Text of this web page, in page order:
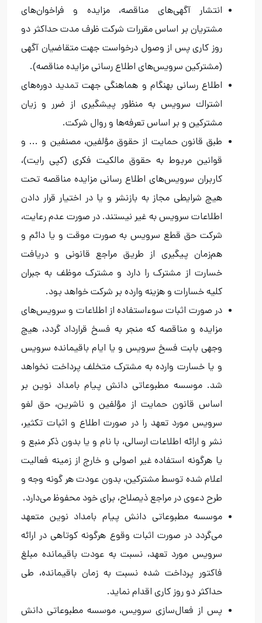
انتشار آگهی‌های مناقصه، مزايده و فراخوان‌های
مشتریان بر اساس مقررات شركت ظرف مدت حداكثر دو
روز كاری پس از وصول درخواست جهت متقاضیان آگهی
(مشترکین سرویس‌های اطلاع رسانی مزایده مناقصه).
اطلاع رسانی بهنگام و هماهنگی جهت تمديد دوره‌های
اشتراك سرویس به منظور پیشگیری از ضرر و زیان
مشترکین و بر اساس تعرفه‌ها و روال شرکت.
طبق قانون حمایت از حقوق مؤلفین، مصنفین و ... و
قوانین مربوط به حقوق مالکیت فکری (کپی رایت)،
کاربران سرویس‌های اطلاع رسانی مزایده مناقصه تحت
هیچ شرایطی مجاز به بازنشر و یا در اختیار قرار دادن
اطلاعات سرویس به غیر نیستند. در صورت عدم رعایت،
شرکت حق قطع سرویس به صورت موقت و یا دائم و
هم‌زمان پیگیری از طریق مراجع قانونی و دریافت
خسارت از مشترک را دارد و مشترک موظف به جبران
کلیه خسارات و هزینه وارده بر شرکت خواهد بود.
در صورت اثبات سوءاستفاده از اطلاعات و سرویس‌های
مزایده و مناقصه که منجر به فسخ قرارداد گردد، هیچ
وجهی بابت فسخ سرویس و یا ایام باقیمانده سرویس
و یا خسارت وارده به مشترک متخلف پرداخت نخواهد
شد. موسسه مطبوعاتی دانش پیام بامداد نوین بر
اساس قانون حمایت از مؤلفین و ناشرین، حق لغو
سرویس مورد تعهد را در صورت اطلاع و اثبات تکثیر،
نشر و ارائه اطلاعات ارسالی، با نام و یا بدون ذکر منبع و
یا هرگونه استفاده غیر اصولی و خارج از زمینه فعالیت
اعلام شده توسط مشترکین، بدون عودت هر گونه وجه و
طرح دعوی در مراجع ذیصلاح، برای خود محفوظ می‌دارد.
موسسه مطبوعاتی دانش پیام بامداد نوین متعهد
می‌گردد در صورت اثبات وقوع هرگونه کوتاهی در ارائه
سرویس مورد تعهد، نسبت به عودت باقیمانده مبلغ
فاکتور پرداخت شده نسبت به زمان باقیمانده، طی
حداکثر دو روز کاری اقدام نماید.
پس از فعال‌سازی سرویس، موسسه مطبوعاتی دانش